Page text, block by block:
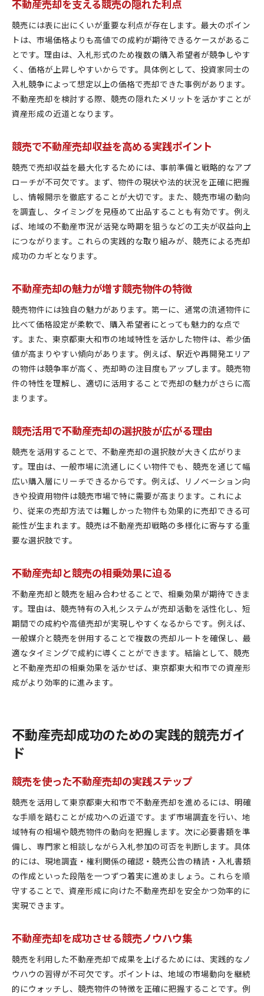
不動産売却を支える競売の隠れた利点
競売には表に出にくいが重要な利点が存在します。最大のポイン
トは、市場価格よりも高値での成約が期待できるケースがあるこ
とです。理由は、入札形式のため複数の購入希望者が競争しやす
く、価格が上昇しやすいからです。具体例として、投資家同士の
入札競争によって想定以上の価格で売却できた事例があります。
不動産売却を検討する際、競売の隠れたメリットを活かすことが
資産形成の近道となります。
競売で不動産売却収益を高める実践ポイント
競売で売却収益を最大化するためには、事前準備と戦略的なアプ
ローチが不可欠です。まず、物件の現状や法的状況を正確に把握
し、情報開示を徹底することが大切です。また、競売市場の動向
を調査し、タイミングを見極めて出品することも有効です。例え
ば、地域の不動産市況が活発な時期を狙うなどの工夫が収益向上
につながります。これらの実践的な取り組みが、競売による売却
成功のカギとなります。
不動産売却の魅力が増す競売物件の特徴
競売物件には独自の魅力があります。第一に、通常の流通物件に
比べて価格設定が柔軟で、購入希望者にとっても魅力的な点で
す。また、東京都東大和市の地域特性を活かした物件は、希少価
値が高まりやすい傾向があります。例えば、駅近や再開発エリア
の物件は競争率が高く、売却時の注目度もアップします。競売物
件の特性を理解し、適切に活用することで売却の魅力がさらに高
まります。
競売活用で不動産売却の選択肢が広がる理由
競売を活用することで、不動産売却の選択肢が大きく広がりま
す。理由は、一般市場に流通しにくい物件でも、競売を通じて幅
広い購入層にリーチできるからです。例えば、リノベーション向
きや投資用物件は競売市場で特に需要が高まります。これによ
り、従来の売却方法では難しかった物件も効果的に売却できる可
能性が生まれます。競売は不動産売却戦略の多様化に寄与する重
要な選択肢です。
不動産売却と競売の相乗効果に迫る
不動産売却と競売を組み合わせることで、相乗効果が期待できま
す。理由は、競売特有の入札システムが売却活動を活性化し、短
期間での成約や高値売却が実現しやすくなるからです。例えば、
一般媒介と競売を併用することで複数の売却ルートを確保し、最
適なタイミングで成約に導くことができます。結論として、競売
と不動産売却の相乗効果を活かせば、東京都東大和市での資産形
成がより効率的に進みます。
不動産売却成功のための実践的競売ガイ
ド
競売を使った不動産売却の実践ステップ
競売を活用して東京都東大和市で不動産売却を進めるには、明確
な手順を踏むことが成功への近道です。まず市場調査を行い、地
域特有の相場や競売物件の動向を把握します。次に必要書類を準
備し、専門家と相談しながら入札参加の可否を判断します。具体
的には、現地調査・権利関係の確認・競売公告の精読・入札書類
の作成といった段階を一つずつ着実に進めましょう。これらを順
守することで、資産形成に向けた不動産売却を安全かつ効率的に
実現できます。
不動産売却を成功させる競売ノウハウ集
競売を利用した不動産売却で成果を上げるためには、実践的なノ
ウハウの習得が不可欠です。ポイントは、地域の市場動向を継続
的にウォッチし、競売物件の特徴を正確に把握することです。例